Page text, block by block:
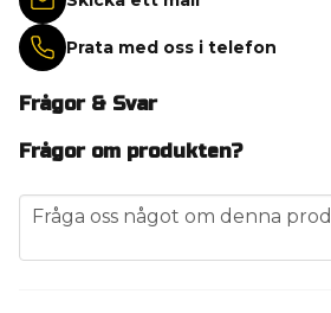
Prata med oss i telefon
Frågor & Svar
Frågor om produkten?
question
Fråga oss något om denna